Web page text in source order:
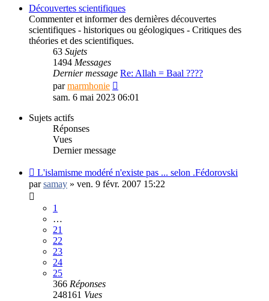
message
Découvertes scientifiques
Commenter et informer des dernières découvertes
scientifiques - historiques ou géologiques - Critiques des
théories et des scientifiques.
63 Sujets
1494 Messages
Dernier message Re: Allah = Baal ????
parmarmhonie
le
sam. 6 mai 2023 06:01
Sujets actifs
Réponses
Vues
Dernier message
L'islamisme modéré n'existe pas ... selon .Fédorovski
parsamay » ven. 9 févr. 2007 15:22
1
…
21
22
23
24
25
366 Réponses
248161 Vues